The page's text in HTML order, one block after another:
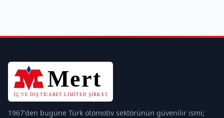
1967'den bugüne Türk otomotiv sektörünün güvenilir ismi;